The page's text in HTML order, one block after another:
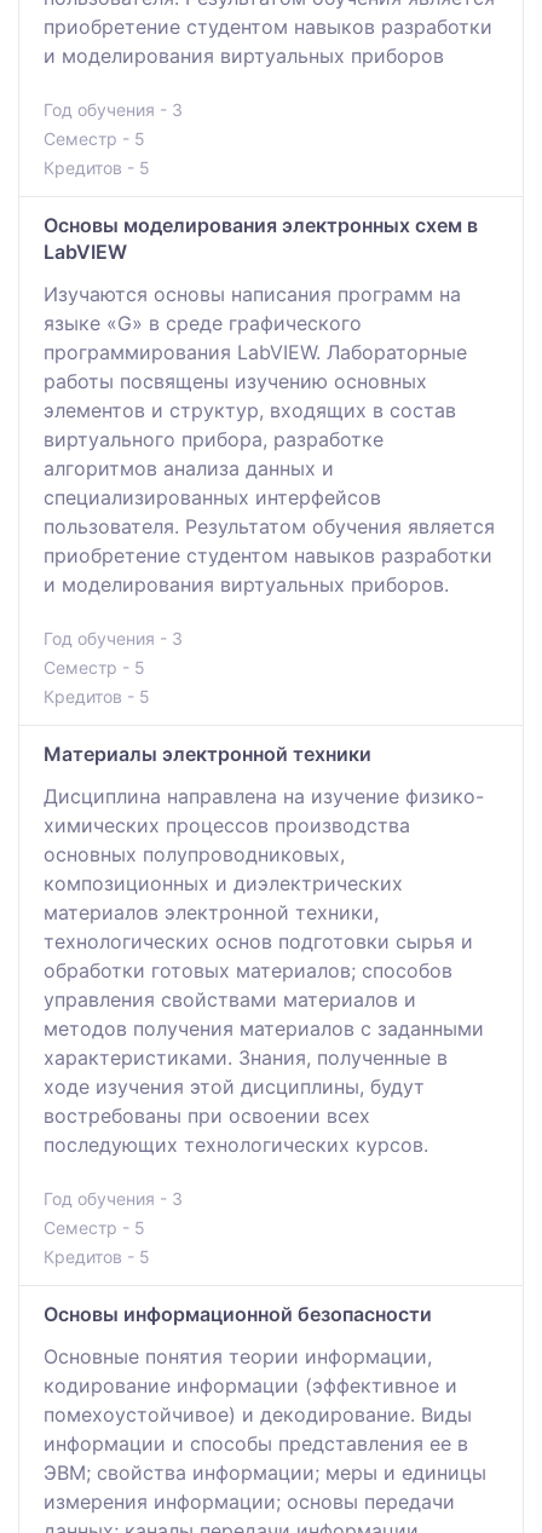
приобретение студентом навыков разработки
и моделирования виртуальных приборов
Год обучения - 3
Семестр - 5
Кредитов - 5
Основы моделирования электронных схем в
LabVIEW
Изучаются основы написания программ на
языке «G» в среде графического
программирования LabVIEW. Лабораторные
работы посвящены изучению основных
элементов и структур, входящих в состав
виртуального прибора, разработке
алгоритмов анализа данных и
специализированных интерфейсов
пользователя. Результатом обучения является
приобретение студентом навыков разработки
и моделирования виртуальных приборов.
Год обучения - 3
Семестр - 5
Кредитов - 5
Материалы электронной техники
Дисциплина направлена на изучение физико-
химических процессов производства
основных полупроводниковых,
композиционных и диэлектрических
материалов электронной техники,
технологических основ подготовки сырья и
обработки готовых материалов; способов
управления свойствами материалов и
методов получения материалов с заданными
характеристиками. Знания, полученные в
ходе изучения этой дисциплины, будут
востребованы при освоении всех
последующих технологических курсов.
Год обучения - 3
Семестр - 5
Кредитов - 5
Основы информационной безопасности
Основные понятия теории информации,
кодирование информации (эффективное и
помехоустойчивое) и декодирование. Виды
информации и способы представления ее в
ЭВМ; свойства информации; меры и единицы
измерения информации; основы передачи